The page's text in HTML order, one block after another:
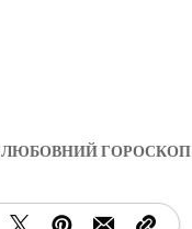
ЛЮБОВНИЙ ГОРОСКОП